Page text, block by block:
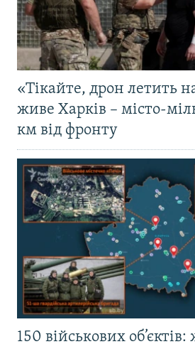
«Тікайте, дрон летить
живе Харків – місто-
км від фронту
150 військових